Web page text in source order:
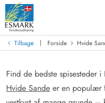
Tilbage | Forside Hvide
Find de bedste spisesteder
Hvide Sande er en populær